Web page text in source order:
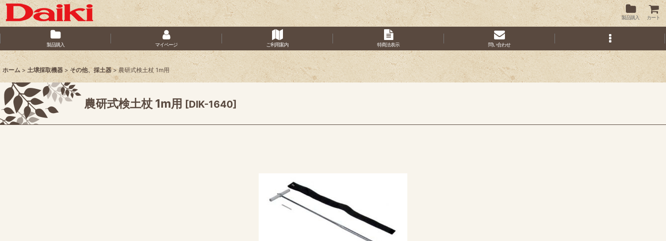
製品購入 カート
製品購入 マイページ ご利用案内 特商法表示 問い合わせ
ホーム > 土壌採取機器 > その他、採土器 > 農研式検土杖 1m用
農研式検土杖 1m用 [DIK-1640]